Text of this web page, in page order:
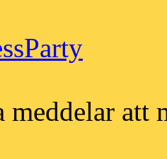
meddelar att